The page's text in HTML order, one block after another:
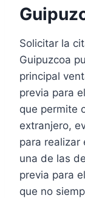
Solicitar la
Guipuzcoa
principal
previa para
que permite
extranjero,
para realizar
una de las
previa para
que no